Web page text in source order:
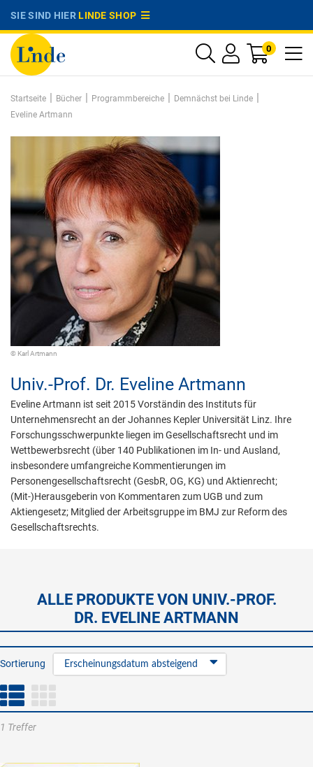
SIE SIND HIERLINDE SHOP
0
Startseite | Bücher | Programmbereiche | Demnächst bei Linde |
Eveline Artmann
© Karl Artmann
Univ.-Prof. Dr. Eveline Artmann
Eveline Artmann ist seit 2015 Vorständin des Instituts für
Unternehmensrecht an der Johannes Kepler Universität Linz. Ihre
Forschungsschwerpunkte liegen im Gesellschaftsrecht und im
Wettbewerbsrecht (über 140 Publikationen im In- und Ausland,
insbesondere umfangreiche Kommentierungen im
Personengesellschaftsrecht (GesbR, OG, KG) und Aktienrecht;
(Mit-)Herausgeberin von Kommentaren zum UGB und zum
Aktiengesetz; Mitglied der Arbeitsgruppe im BMJ zur Reform des
Gesellschaftsrechts.
ALLE PRODUKTE VON UNIV.-PROF.
DR. EVELINE ARTMANN
Sortierung Erscheinungsdatum absteigend
1 Treffer